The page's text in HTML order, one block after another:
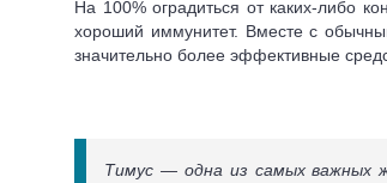
На 100% оградиться от каких-либо
хороший иммунитет. Вместе с
значительно более эффективные
Тимус — одна из самых важных